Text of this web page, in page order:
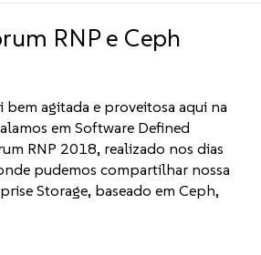
RNP e Ceph
agitada e proveitosa aqui na
em Software Defined
RNP 2018, realizado nos dias
pudemos compartilhar nossa
Storage, baseado em Ceph,